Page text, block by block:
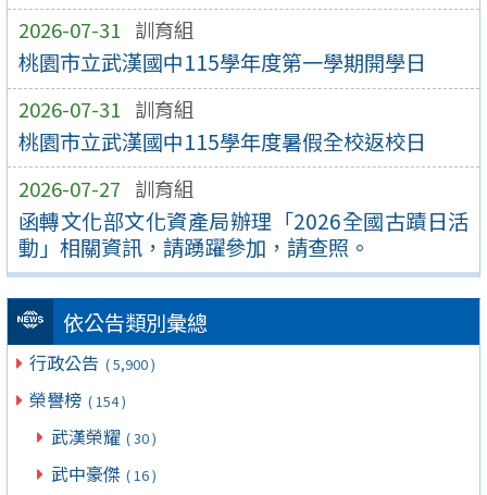
2026-07-31 訓育組
桃園市立武漢國中115學年度第一學期開學日
2026-07-31 訓育組
桃園市立武漢國中115學年度暑假全校返校日
2026-07-27 訓育組
函轉文化部文化資產局辦理「2026全國古蹟日活
動」相關資訊，請踴躍參加，請查照。
依公告類別彙總
行政公告 ( 5,900 )
榮譽榜 ( 154 )
武漢榮耀 ( 30 )
武中豪傑 ( 16 )